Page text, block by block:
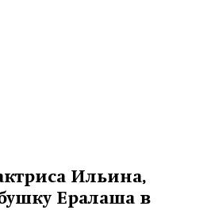
Ильина,
Ералаша в